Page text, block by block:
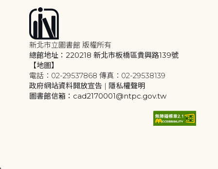
新北市立圖書館 版權所有
總館地址：220218 新北市板橋區貴興路139號
【地圖】
電話：02-29537868 傳真：02-29538139
政府網站資料開放宣告 | 隱私權聲明
圖書館信箱：cad2170001@ntpc.gov.tw